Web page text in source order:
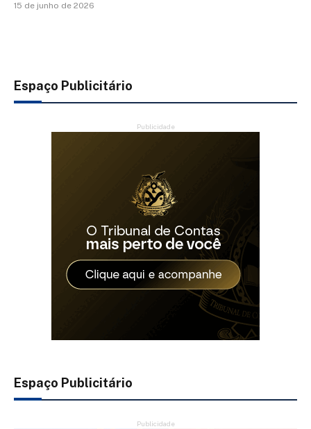
15 de junho de 2026
Espaço Publicitário
Publicidade
Espaço Publicitário
Publicidade